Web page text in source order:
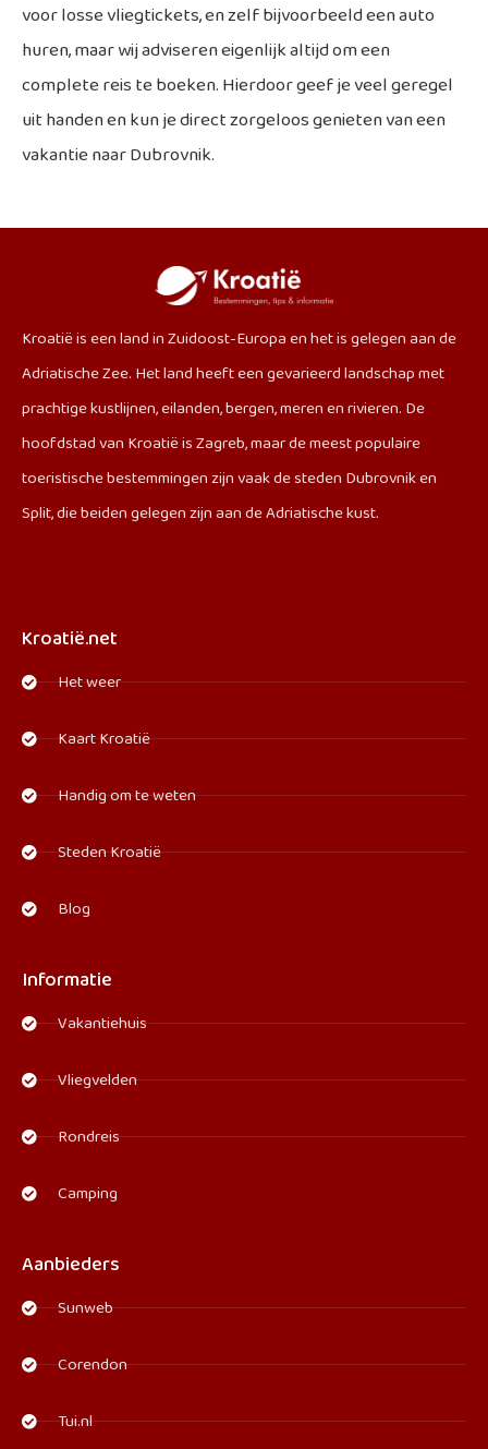
voor losse vliegtickets, en zelf bijvoorbeeld een auto
huren, maar wij adviseren eigenlijk altijd om een
complete reis te boeken. Hierdoor geef je veel geregel
uit handen en kun je direct zorgeloos genieten van een
vakantie naar Dubrovnik.
Kroatië is een land in Zuidoost-Europa en het is gelegen aan de
Adriatische Zee. Het land heeft een gevarieerd landschap met
prachtige kustlijnen, eilanden, bergen, meren en rivieren. De
hoofdstad van Kroatië is Zagreb, maar de meest populaire
toeristische bestemmingen zijn vaak de steden Dubrovnik en
Split, die beiden gelegen zijn aan de Adriatische kust.
Kroatië.net
Het weer
Kaart Kroatië
Handig om te weten
Steden Kroatië
Blog
Informatie
Vakantiehuis
Vliegvelden
Rondreis
Camping
Aanbieders
Sunweb
Corendon
Tui.nl